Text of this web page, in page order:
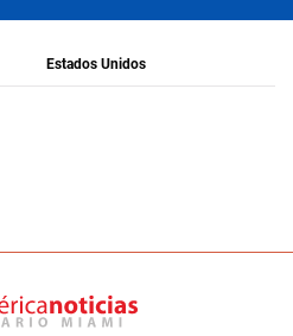
Estados Unidos